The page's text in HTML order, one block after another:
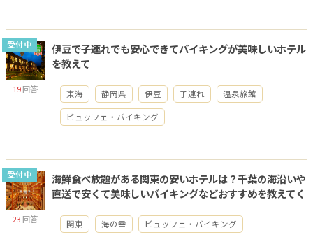
受付中
19回答
伊豆で子連れでも安心できてバイキングが美味しいホテル
を教えて
東海 静岡県 伊豆 子連れ 温泉旅館
ビュッフェ・バイキング
受付中
23 回答
海鮮食べ放題がある関東の安いホテルは？千葉の海沿いや
直送で安くて美味しいバイキングなどおすすめを教えてく
関東 海の幸 ビュッフェ・バイキング